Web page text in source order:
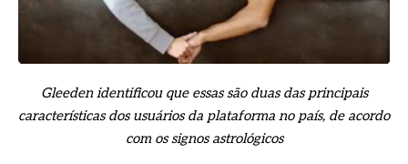
Gleeden identificou que essas são duas das principais
características dos usuários da plataforma no país, de acordo
com os signos astrológicos